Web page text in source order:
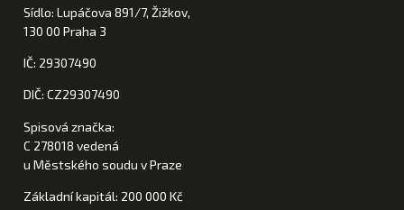
Sídlo: Lupáčova 891/7, Žižkov,
130 00 Praha 3
IČ: 29307490
DIČ: CZ29307490
Spisová značka:
C 278018 vedená
u Městského soudu v Praze
Základní kapitál: 200 000 Kč